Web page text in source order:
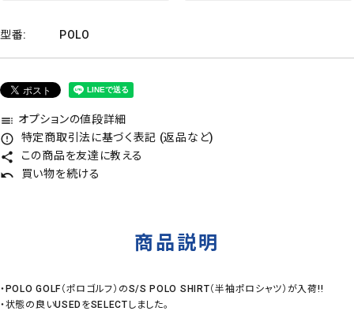
型番: POLO
toc オプションの値段詳細
error_outline 特定商取引法に基づく表記 (返品など)
share この商品を友達に教える
undo 買い物を続ける
商品説明
・POLO GOLF（ポロゴルフ）のS/S POLO SHIRT（半袖ポロシャツ）が入荷!!
・状態の良いUSEDをSELECTしました。